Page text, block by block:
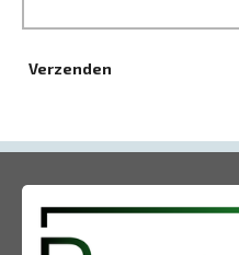
Verzenden